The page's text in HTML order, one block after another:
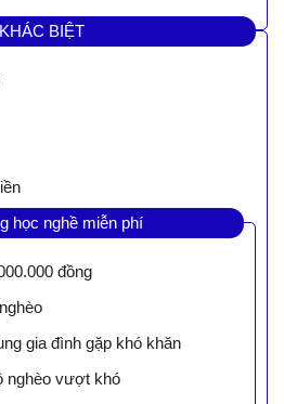
KHÁC BIỆT
học nghề miễn phí
đồng
gia đình gặp khó khăn
nghèo vượt khó